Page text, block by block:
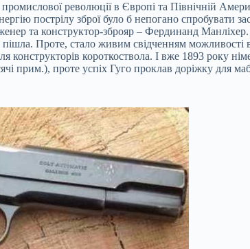
революції в Європі та Північній
пострілу зброї було б непогано спробувати
та конструктор-зброяр – Фердинанд
Проте, стало живим свідченням можливості
конструкторів короткоствола. І вже 1893 року
прим.), проте успіх Гуго проклав доріжку для